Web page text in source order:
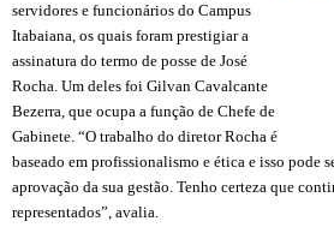
servidores e funcionários do Campus
Itabaiana, os quais foram prestigiar a
assinatura do termo de posse de José
Rocha. Um deles foi Gilvan Cavalcante
Bezerra, que ocupa a função de Chefe de
Gabinete. “O trabalho do diretor Rocha é
baseado em profissionalismo e ética e isso pode
aprovação da sua gestão. Tenho certeza que
representados”, avalia.